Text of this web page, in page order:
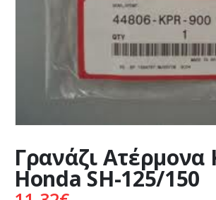
Γρανάζι Ατέρμονα
Honda SH-125/150